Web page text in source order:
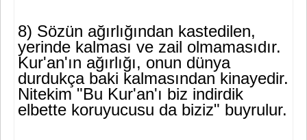
8) Sözün ağırlığından kastedilen,
yerinde kalması ve zail olmama­sıdır.
Kur'an'ın ağırlığı, onun dünya
durdukça baki kalmasından kina­yedir.
Nitekim "Bu Kur'an'ı biz indirdik
elbette koruyucusu da biziz" buyrulur.